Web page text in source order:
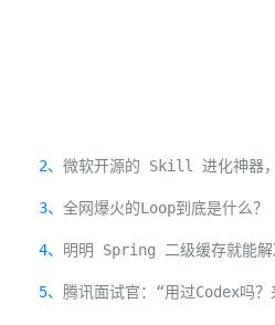
2、 微软开源的 Skill 进化神器
3、 全网爆火的Loop到底是什么？
4、 明明 Spring 二级缓存就能解
5、 腾讯面试官：“用过Codex吗